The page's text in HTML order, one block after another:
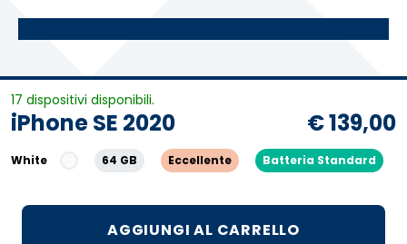
17 dispositivi disponibili.
iPhone SE 2020 € 139,00
White 64 GB Eccellente Batteria Standard
AGGIUNGI AL CARRELLO